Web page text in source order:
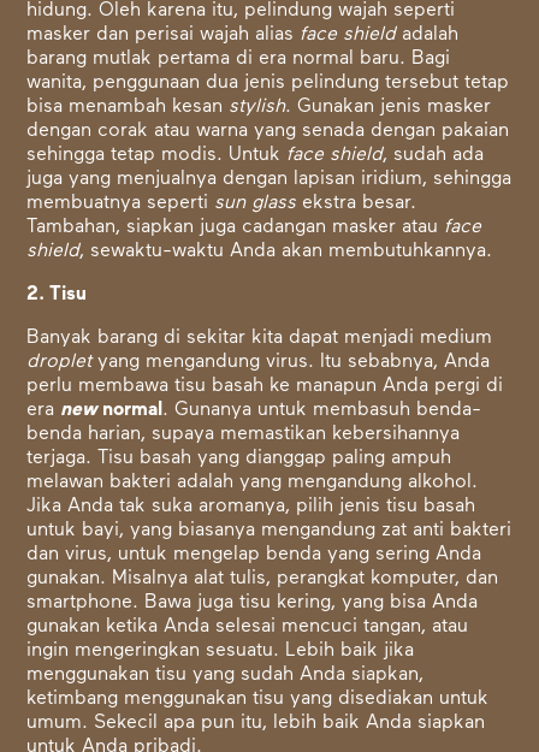
hidung. Oleh karena itu, pelindung wajah seperti
masker dan perisai wajah alias face shieldadalah
barang mutlak pertama di era normal baru. Bagi
wanita, penggunaan dua jenis pelindung tersebut tetap
bisa menambah kesan stylish. Gunakan jenis masker
dengan corak atau warna yang senada dengan pakaian
sehingga tetap modis. Untuk face shield, sudah ada
juga yang menjualnya dengan lapisan iridium, sehingga
membuatnya seperti sun glass ekstra besar.
Tambahan, siapkan juga cadangan masker atau face
shield, sewaktu-waktu Anda akan membutuhkannya.
2. Tisu
Banyak barang di sekitar kita dapat menjadi medium
dropletyang mengandung virus. Itu sebabnya, Anda
perlu membawa tisu basah ke manapun Anda pergi di
era newnormal . Gunanya untuk membasuh benda-
benda harian, supaya memastikan kebersihannya
terjaga. Tisu basah yang dianggap paling ampuh
melawan bakteri adalah yang mengandung alkohol.
Jika Anda tak suka aromanya, pilih jenis tisu basah
untuk bayi, yang biasanya mengandung zat anti bakteri
dan virus, untuk mengelap benda yang sering Anda
gunakan. Misalnya alat tulis, perangkat komputer, dan
smartphone. Bawa juga tisu kering, yang bisa Anda
gunakan ketika Anda selesai mencuci tangan, atau
ingin mengeringkan sesuatu. Lebih baik jika
menggunakan tisu yang sudah Anda siapkan,
ketimbang menggunakan tisu yang disediakan untuk
umum. Sekecil apa pun itu, lebih baik Anda siapkan
untuk Anda pribadi.